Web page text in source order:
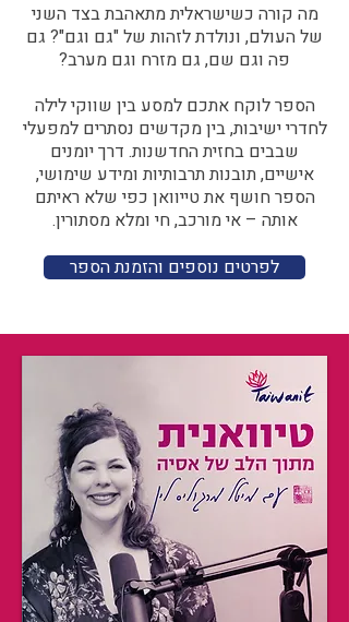
מה קורה כשישראלית מתאהבת בצד השני
של העולם, ונולדת לזהות של "גם וגם"? גם
פה וגם שם, גם מזרח וגם מערב?​​
הספר לוקח אתכם למסע בין שווקי לילה
לחדרי ישיבות, בין מקדשים נסתרים למפעלי
שבבים בחזית החדשנות. דרך יומנים
אישיים, תובנות תרבותיות ומידע שימושי,
הספר חושף את טייוואן כפי שלא ראיתם
אותה – אי מורכב, חי ומלא מסתורין.
לפרטים נוספים והזמנת הספר